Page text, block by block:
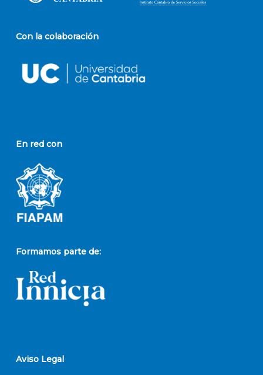
Con la colaboración
En red con
Formamos parte de:
Aviso Legal